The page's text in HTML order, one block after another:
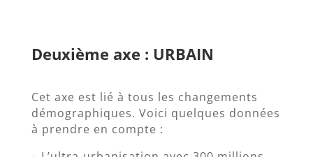
Deuxième axe : URBAIN
Cet axe est lié à tous les changements
démographiques. Voici quelques données
à prendre en compte :